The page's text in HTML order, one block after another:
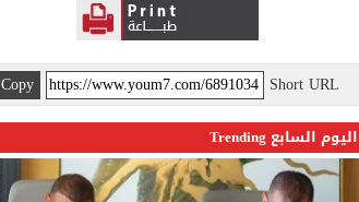
Short URL
Copy
اليوم السابع Trending